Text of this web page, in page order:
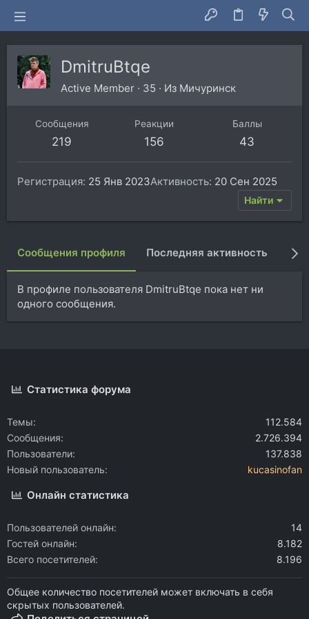
DmitruBtqe
Active Member · 35 · Из Мичуринск
Сообщения
219
Реакции
156
Баллы
43
Регистрация 25 Янв 2023Активность 20 Сен 2025
Найти
Сообщения профиля Последняя активность
В профиле пользователя DmitruBtqe пока нет ни
одного сообщения.
Статистика форума
Темы
112.584
Сообщения
2.726.394
Пользователи
137.838
Новый пользователь
kucasinofan
Онлайн статистика
Пользователей онлайн
14
Гостей онлайн
8.182
Всего посетителей
8.196
Общее количество посетителей может включать в себя
скрытых пользователей.